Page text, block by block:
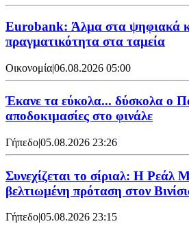
Eurobank: Άλμα στα ψηφιακά
πραγματικότητα στα ταμεία
Οικονομία|06.08.2026 05:00
Έκανε τα εύκολα... δύσκολα ο
αποδοκιμασίες στο φινάλε
Γήπεδο|05.08.2026 23:26
Συνεχίζεται το σίριαλ: Η Ρεάλ
βελτιωμένη πρόταση στον
Γήπεδο|05.08.2026 23:15